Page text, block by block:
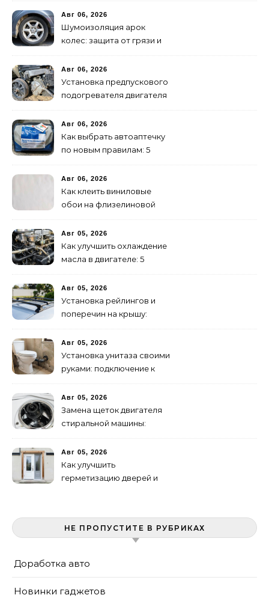
инструкция
Авг 06, 2026
Шумоизоляция арок
колес: защита от грязи и
Авг 06, 2026
Установка предпускового
подогревателя двигателя
Авг 06, 2026
Как выбрать автоаптечку
по новым правилам: 5
Авг 06, 2026
Как клеить виниловые
обои на флизелиновой
инструкция
Авг 05, 2026
Как улучшить охлаждение
масла в двигателе: 5
Авг 05, 2026
Установка рейлингов и
поперечин на крышу:
Авг 05, 2026
Установка унитаза своими
руками: подключение к
Авг 05, 2026
Замена щеток двигателя
стиральной машины:
Авг 05, 2026
Как улучшить
герметизацию дверей и
НЕ ПРОПУСТИТЕ В РУБРИКАХ
Доработка авто
Новинки гаджетов